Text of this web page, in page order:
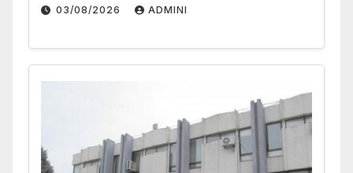
03/08/2026 ADMINI